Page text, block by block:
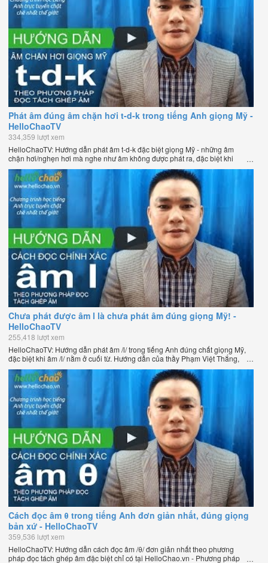
Phát âm đúng âm chặn hơi t-d-k trong tiếng Anh giọng Mỹ -
HelloChaoTV
334,359 lượt xem
HelloChaoTV: Hướng dẫn phát âm t-d-k đặc biệt giọng Mỹ - những âm
chặn hơi/nghẹn hơi mà nghe như âm không được phát ra, đặc biệt khi
chúng nằm ở cuối từ. Hướng dẫn của thầy Phạm Việt Thắng, đồng sáng
lập HelloChao.vn - Chương trình dạy tiếng Anh trực tuyến chặt chẽ nhất
thế giới.
Chưa phát được âm l là chưa phát âm đúng giọng Mỹ! -
HelloChaoTV
255,418 lượt xem
HelloChaoTV: Hướng dẫn phát âm /l/ trong tiếng Anh đúng chất giọng Mỹ,
đặc biệt khi âm /l/ nằm ở cuối từ. Hướng dẫn của thầy Phạm Việt Thắng,
đồng sáng lập HelloChao.vn - Chương trình dạy tiếng Anh trực tuyến chặt
chẽ nhất thế giới.
Cách đọc âm θ trong tiếng Anh đơn giản nhất, đúng giọng
bản xứ - HelloChaoTV
359,536 lượt xem
HelloChaoTV: Hướng dẫn cách đọc âm /θ/ đơn giản nhất theo phương
pháp đọc tách ghép âm đặc biệt chỉ có tại HelloChao.vn - Phương pháp